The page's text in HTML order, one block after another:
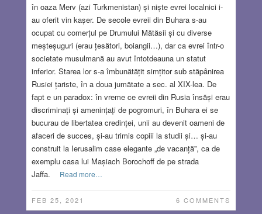
în oaza Merv (azi Turkmenistan) și niște evrei localnici i-
au oferit vin kașer. De secole evreii din Buhara s-au
ocupat cu comerțul pe Drumului Mătăsii și cu diverse
meșteșuguri (erau țesători, boiangii…), dar ca evrei într-o
societate musulmană au avut întotdeauna un statut
inferior. Starea lor s-a îmbunătățit simțitor sub stăpânirea
Rusiei țariste, în a doua jumătate a sec. al XIX-lea. De
fapt e un paradox: în vreme ce evreii din Rusia însăși erau
discriminați și amenințați de pogromuri, în Buhara ei se
bucurau de libertatea credinței, unii au devenit oameni de
afaceri de succes, și-au trimis copiii la studii și… și-au
construit la Ierusalim case elegante „de vacanță”, ca de
exemplu casa lui Mașiach Borochoff de pe strada
Jaffa.
Read more…
FEB 25, 2021 6 COMMENTS